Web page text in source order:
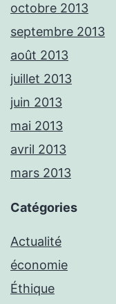
octobre 2013
septembre 2013
août 2013
juillet 2013
juin 2013
mai 2013
avril 2013
mars 2013
Catégories
Actualité
économie
Éthique